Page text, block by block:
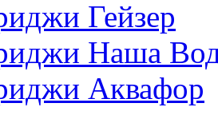
Гейзер
Наша
Аквафор